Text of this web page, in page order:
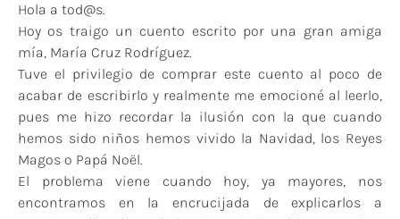
Hola a tod@s.
Hoy os traigo un cuento escrito por una gran amiga
mía, María Cruz Rodríguez.
Tuve el privilegio de comprar este cuento al poco de
acabar de escribirlo y realmente me emocioné al leerlo,
pues me hizo recordar la ilusión con la que cuando
hemos sido niños hemos vivido la Navidad, los Reyes
Magos o Papá Noël.
El problema viene cuando hoy, ya mayores, nos
encontramos en la encrucijada de explicarlos a